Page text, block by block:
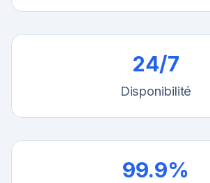
24/7
Disponibilité
99.9%